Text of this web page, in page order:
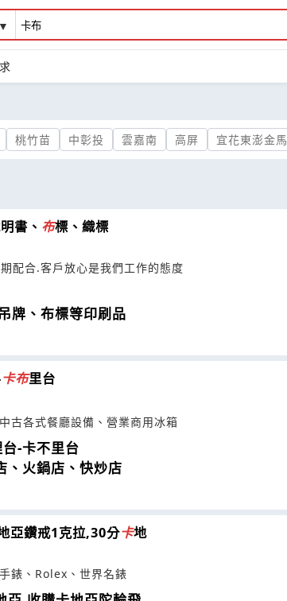
桃竹苗 中彰投 雲嘉南 高屏 宜花東澎金馬
書、 布標、織標
配合.客戶放心是我們工作的態度
牌、布標等印刷品
卡布里台
古各式餐廳設備、營業商用冰箱
-卡不里台
、火鍋店、快炒店
亞鑽戒1克拉,30分卡地
錶、Rolex、世界名錶